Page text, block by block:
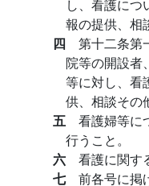
し、看護に
報の提供、相
四 第十二条第
院等の開設者
等に対し、看
供、相談その
五 看護婦等に
行うこと。
六 看護に関す
七 前各号に掲